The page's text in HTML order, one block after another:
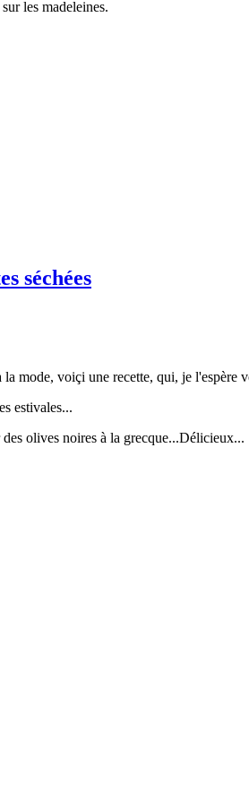
les madeleines.
séchées
mode, voiçi une recette, qui, je l'espère
estivales...
des olives noires à la grecque...Délicieux...